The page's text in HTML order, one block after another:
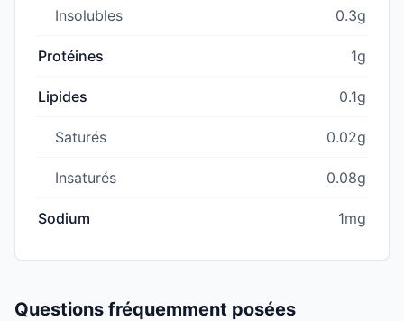
Insolubles 0.3g
Protéines 1g
Lipides 0.1g
Saturés 0.02g
Insaturés 0.08g
Sodium 1mg
Questions fréquemment posées